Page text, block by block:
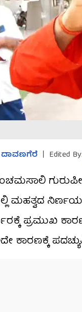
| Edited By:
ನಿರ್ಣಯ
ಪ್ರಮುಖ
ಕಾರಣಕ್ಕೆ